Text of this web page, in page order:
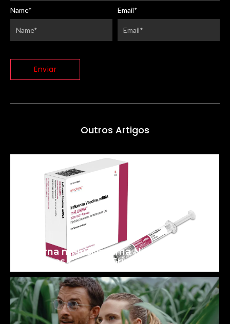
Name* Email*
Outros Artigos
Moderna mFlusiva: uma Nova Era para
as Vacinas Contra a Gripe